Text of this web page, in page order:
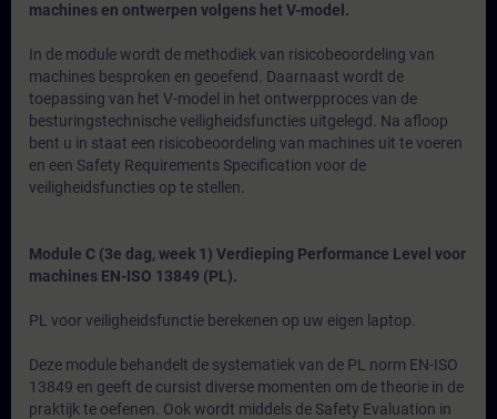
machines en ontwerpen volgens het V-model.
In de module wordt de methodiek van risicobeoordeling van
machines besproken en geoefend. Daarnaast wordt de
toepassing van het V-model in het ontwerpproces van de
besturingstechnische veiligheidsfuncties uitgelegd. Na afloop
bent u in staat een risicobeoordeling van machines uit te voeren
en een Safety Requirements Specification voor de
veiligheidsfuncties op te stellen.
Module C (3e dag, week 1) Verdieping Performance Level voor
machines EN-ISO 13849 (PL).
PL voor veiligheidsfunctie berekenen op uw eigen laptop.
Deze module behandelt de systematiek van de PL norm EN-ISO
13849 en geeft de cursist diverse momenten om de theorie in de
praktijk te oefenen. Ook wordt middels de Safety Evaluation in